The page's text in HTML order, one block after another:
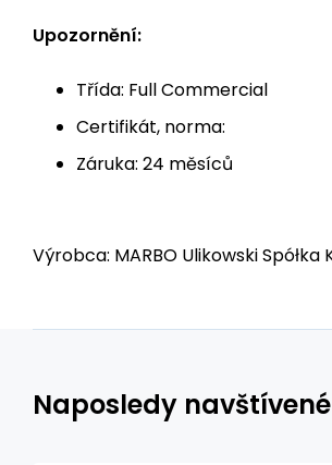
Upozornění:
Třída: Full Commercial
Certifikát, norma:
Záruka: 24 měsíců
Výrobca: MARBO Ulikowski
Naposledy